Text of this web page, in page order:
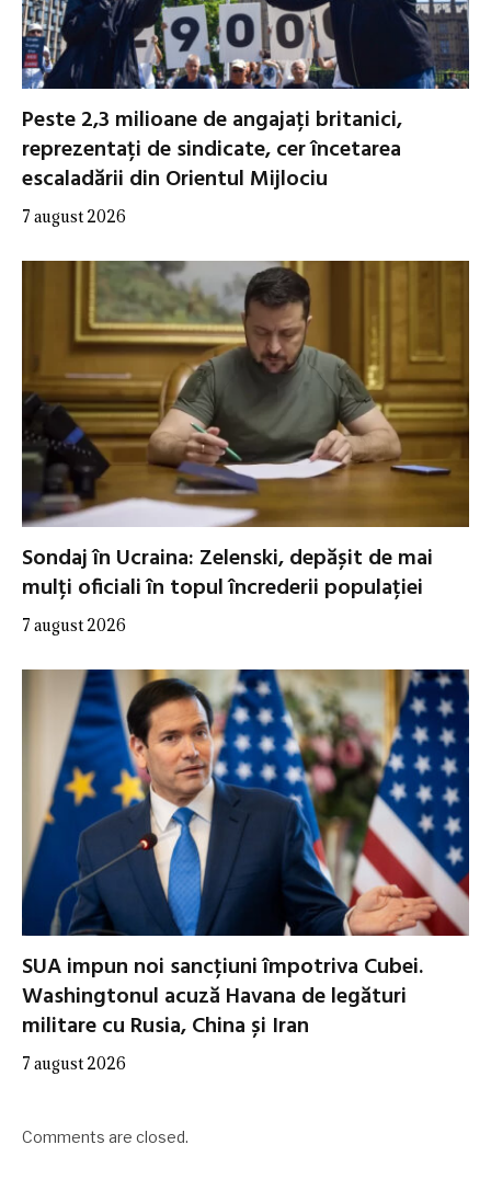
Peste 2,3 milioane de angajați britanici,
reprezentați de sindicate, cer încetarea
escaladării din Orientul Mijlociu
7 august 2026
Sondaj în Ucraina: Zelenski, depășit de mai
mulți oficiali în topul încrederii populației
7 august 2026
SUA impun noi sancțiuni împotriva Cubei.
Washingtonul acuză Havana de legături
militare cu Rusia, China și Iran
7 august 2026
Comments are closed.